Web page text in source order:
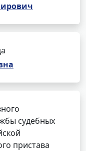
судебных
пристава